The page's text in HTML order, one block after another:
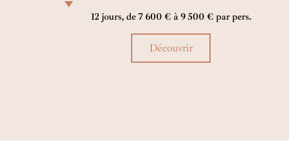
l’expertise des vignerons vous accompagnent dès
vos premiers pas dans les vignes. Avis aux amateurs
de vins ou à ceux qui aimeraient l’être, ce séjour
invite à explorer un monde d’arômes.
12 jours, de 7 600 € à 9 500 € par pers.
Découvrir